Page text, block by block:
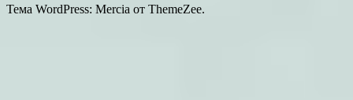
Тема WordPress: Mercia от ThemeZee.